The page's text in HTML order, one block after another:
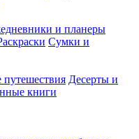
и планеры
Сумки и
путешествия Десерты и
книги